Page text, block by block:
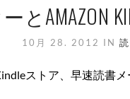
とAMAZON
10月 28. 2012 IN
ストア、早速読書